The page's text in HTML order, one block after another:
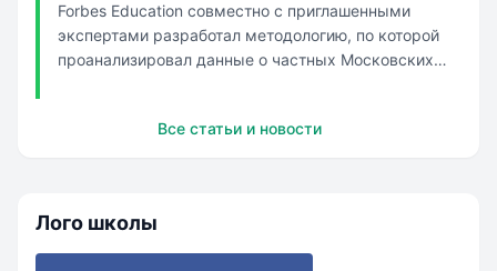
Forbes Education совместно с приглашенными
экспертами разработал методологию, по которой
проанализировал данные о частных Московских
алфавитном порядке: Венда Европейская гимназия
Все статьи и новости
Лого школы